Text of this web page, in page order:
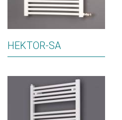
HEKTOR-SA